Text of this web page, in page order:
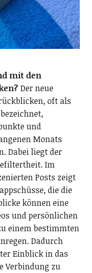
mit den
Der neue
oft als
und
Monats
Dabei liegt der
Im
Posts zeigt
die die
können eine
und persönlichen
einem bestimmten
Dadurch
Einblick in das
Verbindung zu